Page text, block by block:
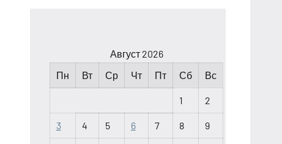
Август 2026
Пн
Вт Ср Чт Пт Сб Вс
1 2
3 4 5 6 7 8 9